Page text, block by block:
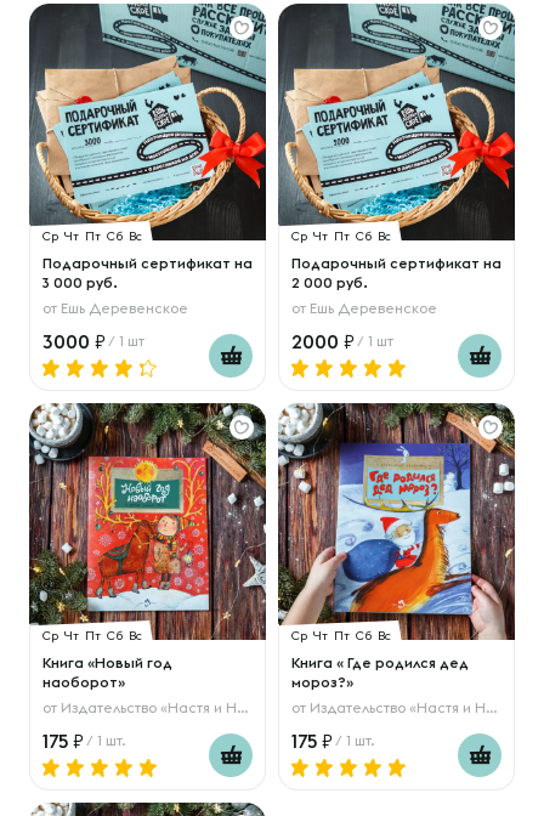
Ср Чт Пт Сб Вс
Подарочный сертификат на
3 000 руб.
от Ешь Деревенское
3000 / 1 шт
Ср Чт Пт Сб Вс
Подарочный сертификат на
2 000 руб.
от Ешь Деревенское
2000 / 1 шт
Ср Чт Пт Сб Вс
Книга «Новый год
наоборот»
от Издательство «Настя и Никита»
175 / 1 шт.
Ср Чт Пт Сб Вс
Книга « Где родился дед
мороз?»
от Издательство «Настя и Никита»
175 / 1 шт.